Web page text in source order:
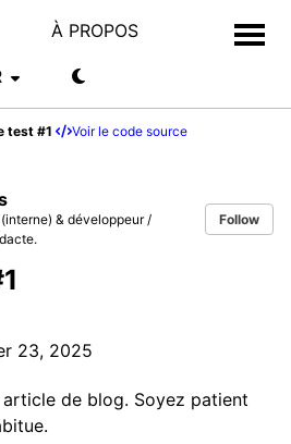
À PROPOS
test #1 Voir le code source
& développeur /
Follow
23, 2025
de blog. Soyez patient